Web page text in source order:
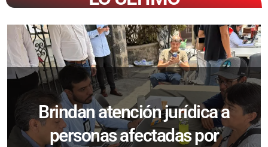
Brindan atención jurídica a
personas afectadas por